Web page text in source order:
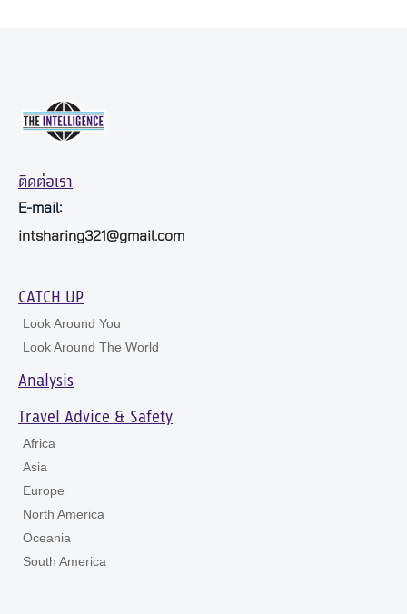
ติดต่อเรา
E-mail:
intsharing321@gmail.com
CATCH UP
Look Around You
Look Around The World
Analysis
Travel Advice & Safety
Africa
Asia
Europe
North America
Oceania
South America